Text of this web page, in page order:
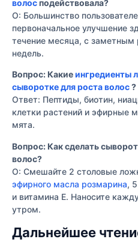
волосподействовала?
О: Большинство
первоначальное улучшение
течение месяца, с заметным
недель.
Вопрос: Какиеингредиенты
сыворотке для роста волос?
Ответ: Пептиды, биотин,
клетки растений и эфирные
мята.
Вопрос: Как сделать
волос?
О: Смешайте 2 столовые
эфирного масла розмарина,
и витамина Е. Наносите
утром.
Дальнейшее